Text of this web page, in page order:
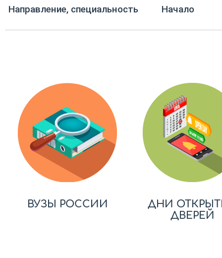
Направление, специальность Начало
ВУЗЫ РОССИИ
ДНИ
ДВЕРЕЙ